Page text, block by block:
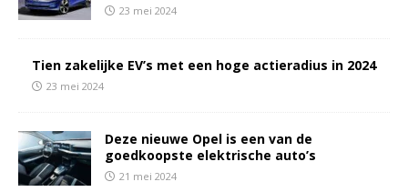
23 mei 2024
Tien zakelijke EV’s met een hoge actieradius in 2024
23 mei 2024
Deze nieuwe Opel is een van de
goedkoopste elektrische auto’s
21 mei 2024